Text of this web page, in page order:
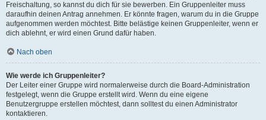
Freischaltung, so kannst du dich für sie bewerben. Ein Gruppenleiter muss
daraufhin deinen Antrag annehmen. Er könnte fragen, warum du in die Gruppe
aufgenommen werden möchtest. Bitte belästige keinen Gruppenleiter, wenn er
dich ablehnt, er wird einen Grund dafür haben.
Nach oben
Wie werde ich Gruppenleiter?
Der Leiter einer Gruppe wird normalerweise durch die Board-Administration
festgelegt, wenn die Gruppe erstellt wird. Wenn du eine eigene
Benutzergruppe erstellen möchtest, dann solltest du einen Administrator
kontaktieren.